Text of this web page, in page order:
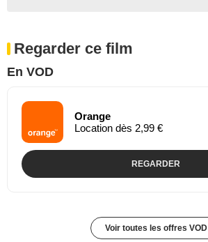
Regarder ce film
En VOD
Orange
Location dès 2,99 €
REGARDER
Voir toutes les offres VOD